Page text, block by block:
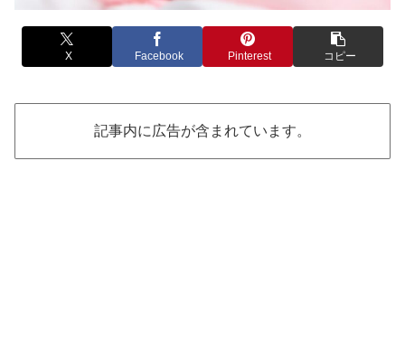
X Facebook Pinterest コピー
記事内に広告が含まれています。